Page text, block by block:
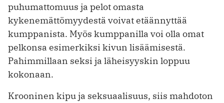
puhumattomuus ja pelot omasta
kykenemättömyydestä voivat etäännyttää
kumppanista. Myös kumppanilla voi olla omat
pelkonsa esimerkiksi kivun lisäämisestä.
Pahimmillaan seksi ja läheisyyskin loppuu
kokonaan.
Krooninen kipu ja seksuaalisuus, siis mahdoton